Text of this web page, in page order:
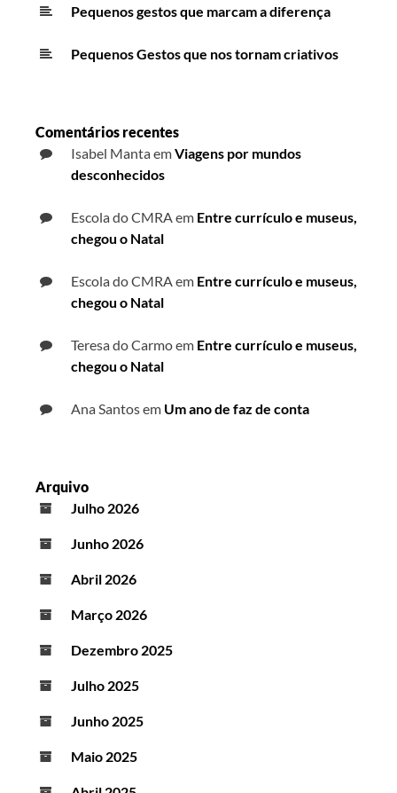
Pequenos gestos que marcam a diferença
Pequenos Gestos que nos tornam criativos
Comentários recentes
Isabel MantaemViagens por mundos
desconhecidos
Escola do CMRA em Entre currículo e museus,
chegou o Natal
Escola do CMRA em Entre currículo e museus,
chegou o Natal
Teresa do Carmoem Entre currículo e museus,
chegou o Natal
Ana Santosem Um ano de faz de conta
Arquivo
Julho 2026
Junho 2026
Abril 2026
Março 2026
Dezembro 2025
Julho 2025
Junho 2025
Maio 2025